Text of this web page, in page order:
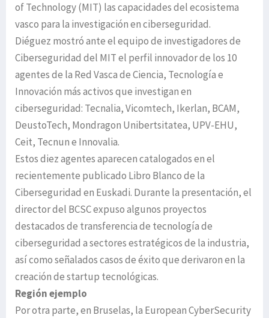
of Technology (MIT) las capacidades del ecosistema
vasco para la investigación en ciberseguridad.
Diéguez mostró ante el equipo de investigadores de
Ciberseguridad del MIT el perfil innovador de los 10
agentes de la Red Vasca de Ciencia, Tecnología e
Innovación más activos que investigan en
ciberseguridad: Tecnalia, Vicomtech, Ikerlan, BCAM,
DeustoTech, Mondragon Unibertsitatea, UPV-EHU,
Ceit, Tecnun e Innovalia.
Estos diez agentes aparecen catalogados en el
recientemente publicado Libro Blanco de la
Ciberseguridad en Euskadi. Durante la presentación, el
director del BCSC expuso algunos proyectos
destacados de transferencia de tecnología de
ciberseguridad a sectores estratégicos de la industria,
así como señalados casos de éxito que derivaron en la
creación de startup tecnológicas.
Región ejemplo
Por otra parte, en Bruselas, la European CyberSecurity